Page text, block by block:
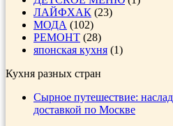
ЛАЙФХАК (23)
МОДА (102)
РЕМОНТ (28)
японская кухня (1)
Кухня разных стран
Сырное путешествие:
доставкой по Москве